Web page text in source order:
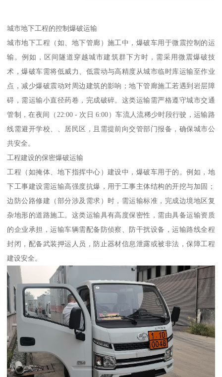
城市地下工程的控制爆破运输​
城市地下工程（如、地下管廊）施工中，爆破车用于微震控制的运
输。例如，区间隧道穿越城市建筑群下方时，需采用微震爆破技
术，爆破车需将低威力、低震动与高精度从城市临时库运输至作业
点，减少爆破震动对周边建筑的影响；地下管廊施工若遇到岩层障
碍，需运输小直径药卷，完成破碎。这类运输需严格遵守城市交通
管制，在夜间（22:00 - 次日 6:00）车流人流稀少时段行驶，运输路
线需避开学校、、居民区，且需提前向交管部门报备，确保城市公
共安全。​
工程建设的保密爆破运输​
工程（如掩体、地下指挥中心）建设中，爆破车用于的。例如，地
下工事建设需运输高强度抗爆，用于工事主体结构的开挖与加固；
边防公路修建（部分涉及需求）时，需运输标准，完成边境地区复
杂地形的道路施工。这类运输具有高度保密性，需由具备运输资质
的企业承担，运输车辆需配备防侦察、防干扰设备，运输路线全程
封闭，配备武装押运人员，防止器材信息泄露或被非法，保障工程
建设安全。​